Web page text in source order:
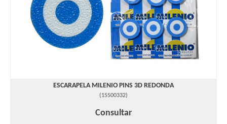
ESCARAPELA MILENIO PINS 3D REDONDA
(15500332)
Consultar